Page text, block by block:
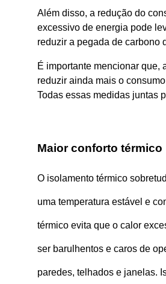
Além disso, a redução do
excessivo de energia pode
reduzir a pegada de carbono
É importante mencionar que,
reduzir ainda mais o
Todas essas medidas juntas
Maior conforto térmico
O isolamento térmico
uma temperatura estável e
térmico evita que o calor
ser barulhentos e caros de
paredes, telhados e janelas.